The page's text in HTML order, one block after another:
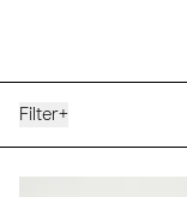
Filter+